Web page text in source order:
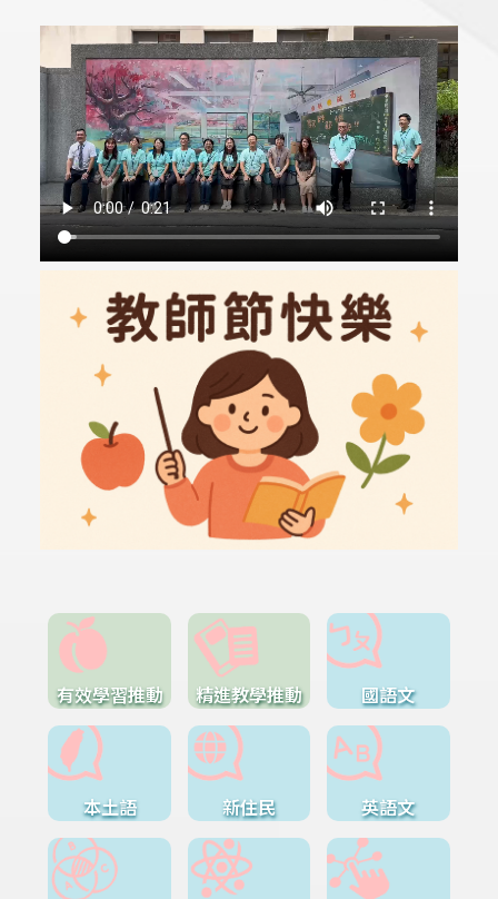
有效學習推動 精進教學推動 國語文
本土語 新住民 英語文